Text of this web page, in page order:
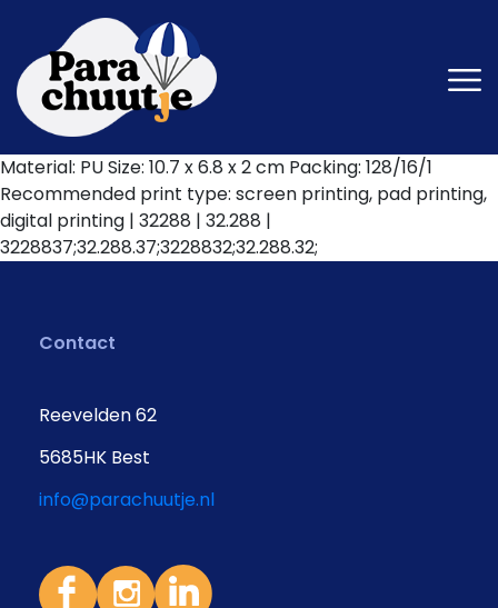
Material: PU Size: 10.7 x 6.8 x 2 cm Packing: 128/16/1
Recommended print type: screen printing, pad printing,
digital printing | 32288 | 32.288 |
3228837;32.288.37;3228832;32.288.32;
Contact
Reevelden 62
5685HK Best
info@parachuutje.nl